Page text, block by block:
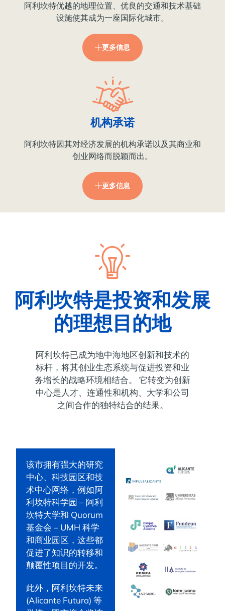
阿利坎特优越的地理位置、优良的交通和技术基础
设施使其成为一座国际化城市。
更多信息
机构承诺
阿利坎特因其对经济发展的机构承诺以及其商业和
创业网络而脱颖而出。
更多信息
阿利坎特是投资和发展
的理想目的地
阿利坎特已成为地中海地区创新和技术的
标杆，将其创业生态系统与促进投资和业
务增长的战略环境相结合。 它转变为创新
中心是人才、连通性和机构、大学和公司
之间合作的独特结合的结果。
该市拥有强大的研究
中心、科技园区和技
术中心网络，例如阿
利坎特科学园 – 阿利
坎特大学和 Quorum
基金会 – UMH 科学
和商业园区，这些都
促进了知识的转移和
颠覆性项目的开发。
此外，阿利坎特未来
(Alicante Futura) 等